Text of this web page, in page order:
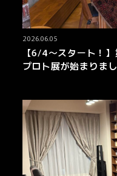
2026.06.05
【6/4～スタート！
プロト展が始まりまし